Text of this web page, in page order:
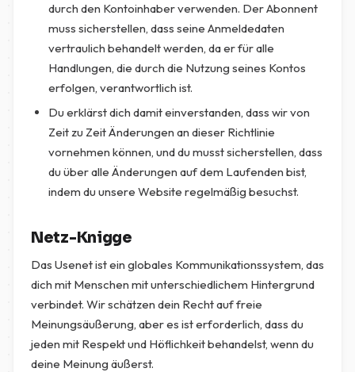
durch den Kontoinhaber verwenden. Der Abonnent
muss sicherstellen, dass seine Anmeldedaten
vertraulich behandelt werden, da er für alle
Handlungen, die durch die Nutzung seines Kontos
erfolgen, verantwortlich ist.
Du erklärst dich damit einverstanden, dass wir von
Zeit zu Zeit Änderungen an dieser Richtlinie
vornehmen können, und du musst sicherstellen, dass
du über alle Änderungen auf dem Laufenden bist,
indem du unsere Website regelmäßig besuchst.
Netz-Knigge
Das Usenet ist ein globales Kommunikationssystem, das
dich mit Menschen mit unterschiedlichem Hintergrund
verbindet. Wir schätzen dein Recht auf freie
Meinungsäußerung, aber es ist erforderlich, dass du
jeden mit Respekt und Höflichkeit behandelst, wenn du
deine Meinung äußerst.